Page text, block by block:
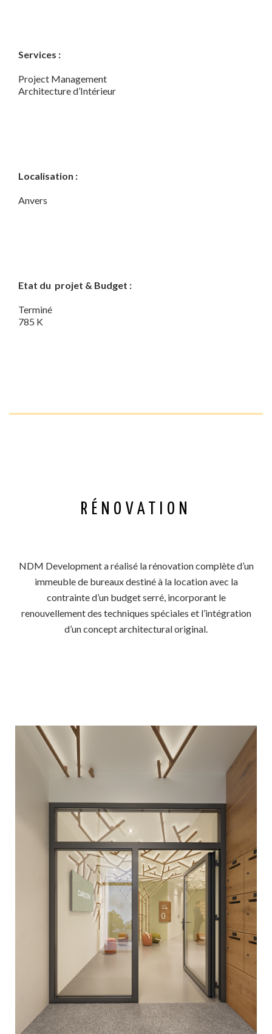
Services :
Project Management
Architecture d’Intérieur
Localisation :
Anvers
Etat du projet & Budget :
Terminé
785 K
RÉNOVATION
NDM Development a réalisé la rénovation complète d’un
immeuble de bureaux destiné à la location avec la
contrainte d’un budget serré, incorporant le
renouvellement des techniques spéciales et l’intégration
d’un concept architectural original.